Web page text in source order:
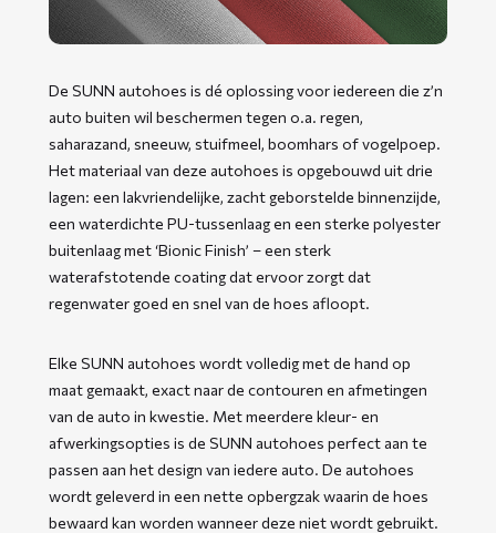
De SUNN autohoes is dé oplossing voor iedereen die z’n
auto buiten wil beschermen tegen o.a. regen,
saharazand, sneeuw, stuifmeel, boomhars of vogelpoep.
Het materiaal van deze autohoes is opgebouwd uit drie
lagen: een lakvriendelijke, zacht geborstelde binnenzijde,
een waterdichte PU-tussenlaag en een sterke polyester
buitenlaag met ‘Bionic Finish’ – een sterk
waterafstotende coating dat ervoor zorgt dat
regenwater goed en snel van de hoes afloopt.
Elke SUNN autohoes wordt volledig met de hand op
maat gemaakt, exact naar de contouren en afmetingen
van de auto in kwestie. Met meerdere kleur- en
afwerkingsopties is de SUNN autohoes perfect aan te
passen aan het design van iedere auto. De autohoes
wordt geleverd in een nette opbergzak waarin de hoes
bewaard kan worden wanneer deze niet wordt gebruikt.